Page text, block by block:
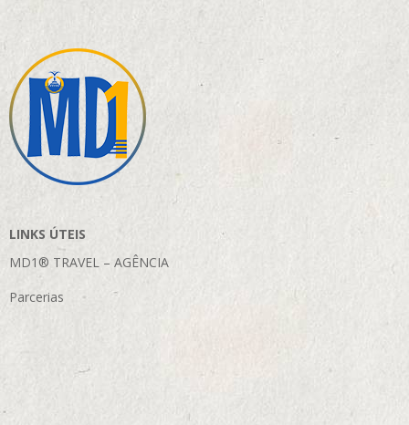
LINKS ÚTEIS
MD1® TRAVEL – AGÊNCIA
Parcerias